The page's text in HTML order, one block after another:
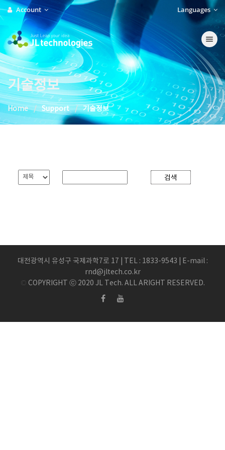
Account Languages
Toggle
기술정보
Home Support 기술정보
대전광역시 유성구 국제과학7로 17 | TEL : 1833-9543 | E-mail :
rnd@jltech.co.kr
© COPYRIGHT ⓒ 2020 JL Tech. ALL ARIGHT RESERVED.